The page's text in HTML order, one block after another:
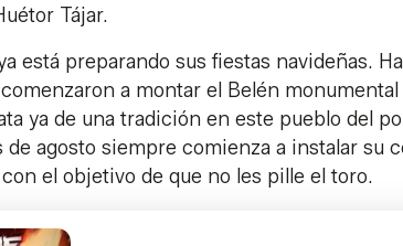
Tájar.
está preparando sus fiestas navideñas.
a montar el Belén
ya de una tradición en este pueblo del
de agosto siempre comienza a instalar su
el objetivo de que no les pille el toro.